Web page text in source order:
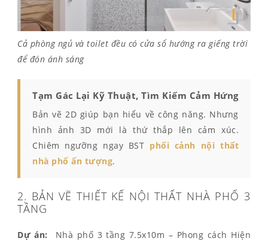
Cả phòng ngủ và toilet đều có cửa sổ hướng ra giếng trời
để đón ánh sáng
Tạm Gác Lại Kỹ Thuật, Tìm Kiếm Cảm Hứng
Bản vẽ 2D giúp bạn hiểu về công năng. Nhưng
hình ảnh 3D mới là thứ thắp lên cảm xúc.
Chiêm ngưỡng ngay BST phối cảnh nội thất
nhà phố ấn tượng.
2. BẢN VẼ THIẾT KẾ NỘI THẤT NHÀ PHỐ 3
TẦNG
Dự án:
Nhà phố 3 tầng 7.5x10m – Phong cách Hiện